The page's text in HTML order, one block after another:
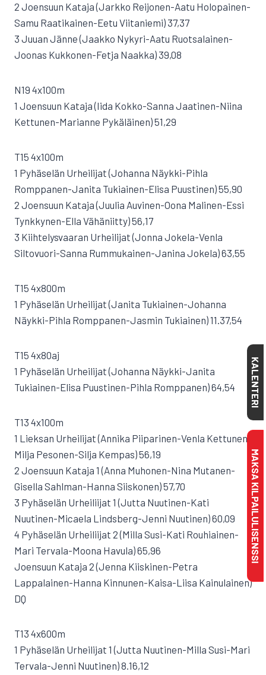
2 Joensuun Kataja (Jarkko Reijonen-Aatu Holopainen-
Samu Raatikainen-Eetu Viitaniemi) 37,37
3 Juuan Jänne (Jaakko Nykyri-Aatu Ruotsalainen-
Joonas Kukkonen-Fetja Naakka) 39,08
N19 4x100m
1 Joensuun Kataja (Iida Kokko-Sanna Jaatinen-Niina
Kettunen-Marianne Pykäläinen) 51,29
T15 4x100m
1 Pyhäselän Urheilijat (Johanna Näykki-Pihla
Romppanen-Janita Tukiainen-Elisa Puustinen) 55,90
2 Joensuun Kataja (Juulia Auvinen-Oona Malinen-Essi
Tynkkynen-Ella Vähäniitty) 56,17
3 Kiihtelysvaaran Urheilijat (Jonna Jokela-Venla
Siltovuori-Sanna Rummukainen-Janina Jokela) 63,55
T15 4x800m
1 Pyhäselän Urheilijat (Janita Tukiainen-Johanna
Näykki-Pihla Romppanen-Jasmin Tukiainen) 11.37,54
T15 4x80aj
1 Pyhäselän Urheilijat (Johanna Näykki-Janita
Tukiainen-Elisa Puustinen-Pihla Romppanen) 64,54
T13 4x100m
1 Lieksan Urheilijat (Annika Piiparinen-Venla Kettunen-
Milja Pesonen-Silja Kempas) 56,19
2 Joensuun Kataja 1 (Anna Muhonen-Nina Mutanen-
Gisella Sahlman-Hanna Siiskonen) 57,70
3 Pyhäselän Urheiliijat 1 (Jutta Nuutinen-Kati
Nuutinen-Micaela Lindsberg-Jenni Nuutinen) 60,09
4 Pyhäselän Urheiliijat 2 (Milla Susi-Kati Rouhiainen-
Mari Tervala-Moona Havula) 65,96
Joensuun Kataja 2 (Jenna Kiiskinen-Petra
Lappalainen-Hanna Kinnunen-Kaisa-Liisa Kainulainen)
DQ
T13 4x600m
1 Pyhäselän Urheilijat 1 (Jutta Nuutinen-Milla Susi-Mari
Tervala-Jenni Nuutinen) 8.16,12
KALENTERI
MAKSA KILPAILULISENSSI